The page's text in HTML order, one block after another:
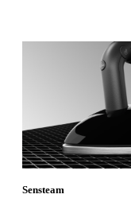
Sensteam